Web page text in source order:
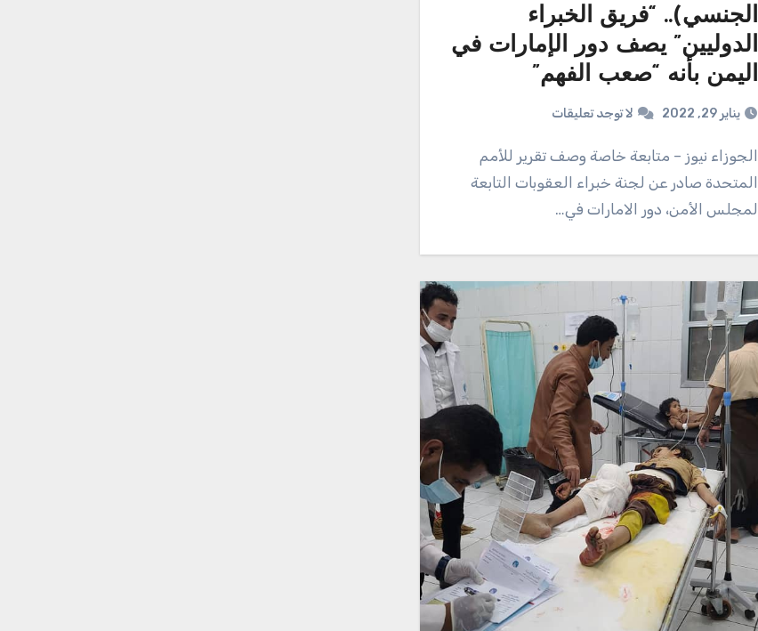
الجنسي).. “فريق الخبراء
الدوليين” يصف دور الإمارات في
اليمن بأنه “صعب الفهم”
يناير 29, 2022 لا توجد تعليقات
المتحدة صادر عن لجنة خبراء العقوبات التابعة
لمجلس الأمن، دور الامارات في…